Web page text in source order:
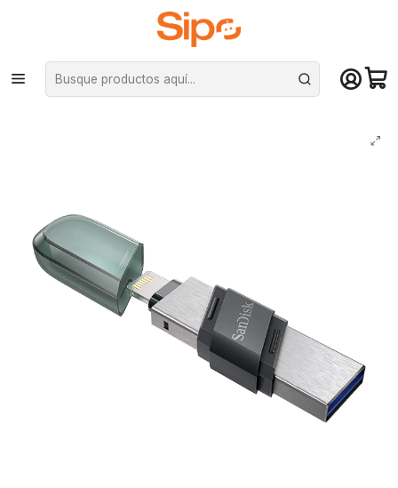
¡Compra hasta mediodía y recibe hoy! De lunes a sábado en el gran
Santiago. Envío gratis desde $29.990
Computación y Gamers Almacenamiento portátil
Pendrive SanDisk iXpand Para Iphone, Ipad - 128 GB